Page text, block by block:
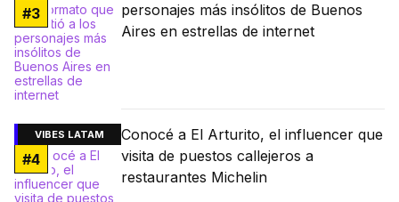
#3
personajes más insólitos de Buenos
Aires en estrellas de internet
VIBES LATAM
#4
Conocé a El Arturito, el influencer que
visita de puestos callejeros a
restaurantes Michelin